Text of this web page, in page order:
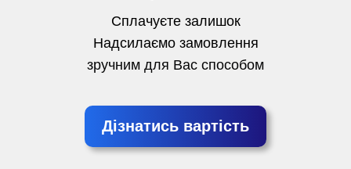
Сплачуєте залишок
Надсилаємо замовлення
зручним для Вас способом
Дізнатись вартість